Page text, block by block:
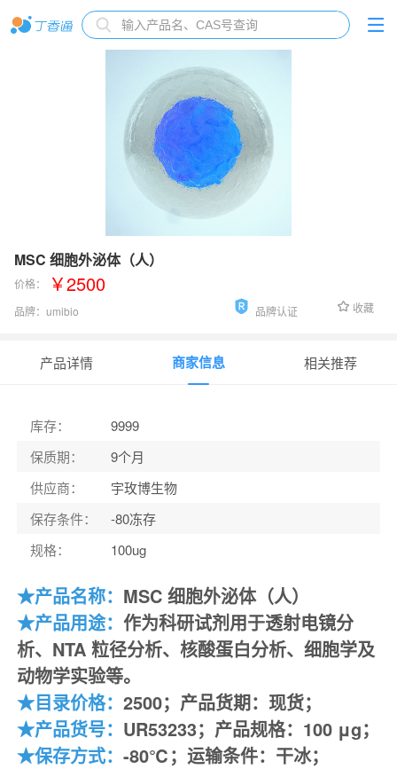
MSC 细胞外泌体（人）
价格： ￥2500
品牌： umibio 品牌认证 收藏
产品详情 商家信息 相关推荐
库存：
9999
保质期：
9个月
供应商：
宇玫博生物
保存条件：
-80冻存
规格： 100ug
★产品名称： MSC 细胞外泌体（人）
★产品用途： 作为科研试剂用于透射电镜分
析、 NTA 粒径分析、 核酸蛋白分析、细胞学及
动物学实验等。
★目录价格： 2500；产品货期：现货；
★产品货号： UR53233； 产品规格： 100 μg；
★保存方式： -80℃；运输条件：干冰；